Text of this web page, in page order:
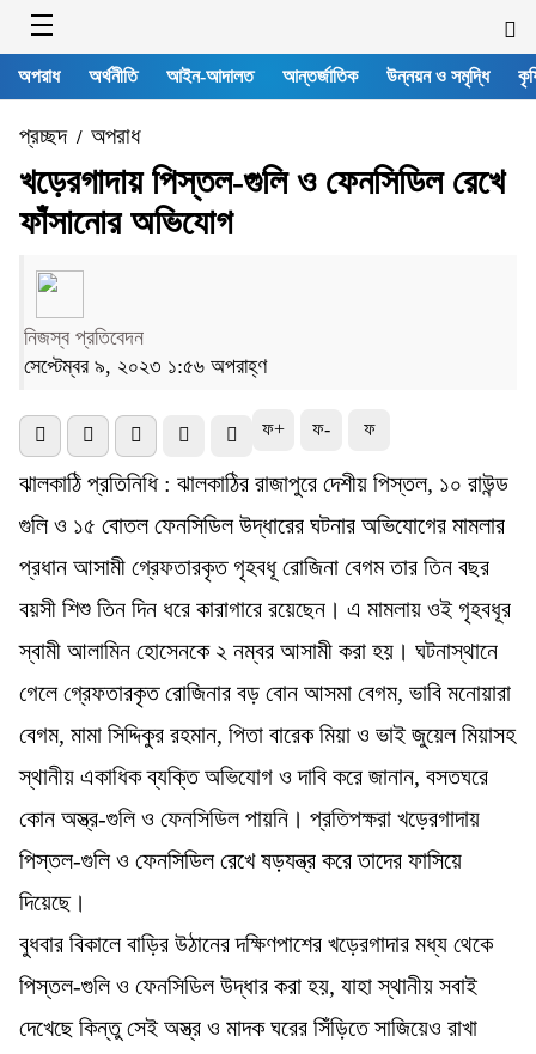
অপরাধ অর্থনীতি আইন-আদালত আন্তর্জাতিক উন্নয়ন ও সমৃদ্ধি
প্রচ্ছদ/ অপরাধ
খড়েরগাদায় পিস্তল-গুলি ও ফেনসিডিল রেখে
ফাঁসানোর অভিযোগ
নিজস্ব প্রতিবেদন
সেপ্টেম্বর ৯, ২০২৩ ১:৫৬ অপরাহ্ণ
ফ+ ফ- ফ
ঝালকাঠি প্রতিনিধি : ঝালকাঠির রাজাপুরে দেশীয় পিস্তল, ১০ রাউন্ড
গুলি ও ১৫ বোতল ফেনসিডিল উদ্ধারের ঘটনার অভিযোগের মামলার
প্রধান আসামী গ্রেফতারকৃত গৃহবধূ রোজিনা বেগম তার তিন বছর
বয়সী শিশু তিন দিন ধরে কারাগারে রয়েছেন। এ মামলায় ওই গৃহবধূর
স্বামী আলামিন হোসেনকে ২ নম্বর আসামী করা হয়। ঘটনাস্থানে
গেলে গ্রেফতারকৃত রোজিনার বড় বোন আসমা বেগম, ভাবি মনোয়ারা
বেগম, মামা সিদ্দিকুর রহমান, পিতা বারেক মিয়া ও ভাই জুয়েল মিয়াসহ
স্থানীয় একাধিক ব্যক্তি অভিযোগ ও দাবি করে জানান, বসতঘরে
কোন অস্ত্র-গুলি ও ফেনসিডিল পায়নি। প্রতিপক্ষরা খড়েরগাদায়
পিস্তল-গুলি ও ফেনসিডিল রেখে ষড়যন্ত্র করে তাদের ফাসিয়ে
দিয়েছে।
বুধবার বিকালে বাড়ির উঠানের দক্ষিণপাশের খড়েরগাদার মধ্য থেকে
পিস্তল-গুলি ও ফেনসিডিল উদ্ধার করা হয়, যাহা স্থানীয় সবাই
দেখেছে কিন্তু সেই অস্ত্র ও মাদক ঘরের সিঁড়িতে সাজিয়েও রাখা